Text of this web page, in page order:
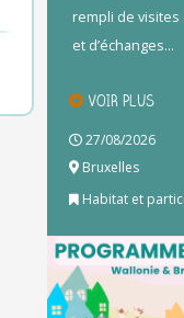
rempli de
et d’échanges...
VOIR PLUS
27/08/2026
Bruxelles
Habitat et